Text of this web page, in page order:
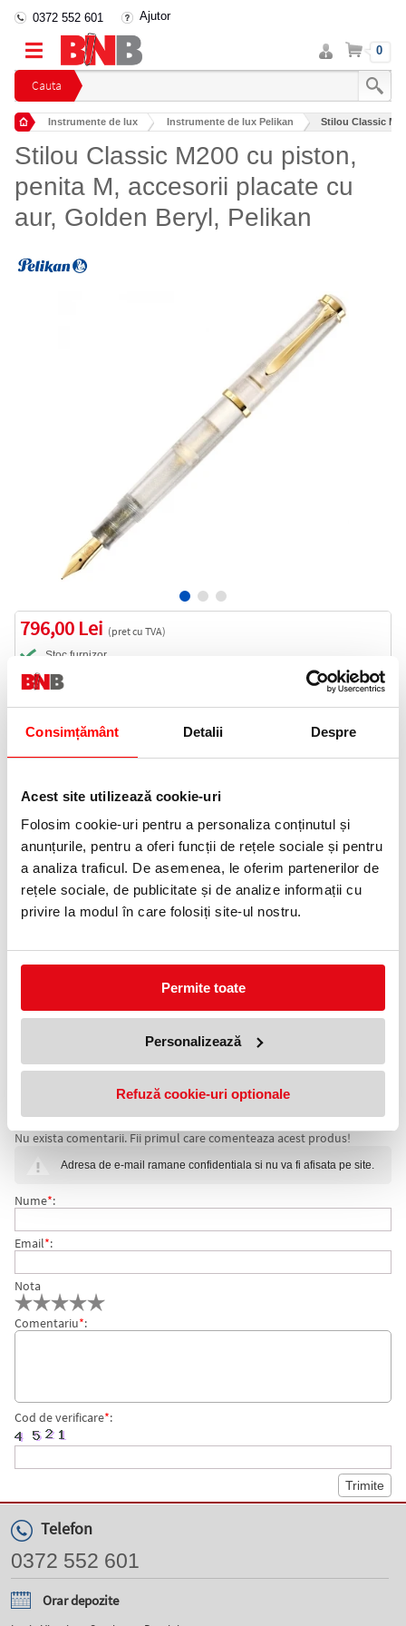
Consimțământ Detalii Despre
Acest site utilizează cookie-uri
Folosim cookie-uri pentru a personaliza conținutul și
anunțurile, pentru a oferi funcții de rețele sociale și pentru
a analiza traficul. De asemenea, le oferim partenerilor de
rețele sociale, de publicitate și de analize informații cu
privire la modul în care folosiți site-ul nostru.
Permite toate
Personalizează
Refuză cookie-uri optionale
Cauta
0372 552 601 Ajutor
Intra
in
cont
Cos 0
Instrumente de lux Instrumente de lux Pelikan Stilou Classic
Stilou Classic M200 cu piston,
penita M, accesorii placate cu
aur, Golden Beryl, Pelikan
796,00 Lei (pret cu TVA)
Stoc furnizor
796 puncte de fidelitate
Bucati:
Cod produs:819701
Livrare gratuita
Telefon:
0372 552 601
Adauga in wishlist
- Mecanism piston pentru alimentare din calimara
- Corp din rasina de inalta calitate transparent
- Capacul se infileteaza
COMENTARII STILOU CLASSIC M200 CU PISTON,
PENITA M, ACCESORII PLACATE CU AUR, GOLDEN
Nu exista comentarii. Fii primul care comenteaza acest produs!
Adresa de e-mail ramane confidentiala si nu va fi afisata pe site.
Nume*:
Email*:
Nota
Comentariu*:
Cod de verificare*:
Telefon
0372 552 601
Orar depozite